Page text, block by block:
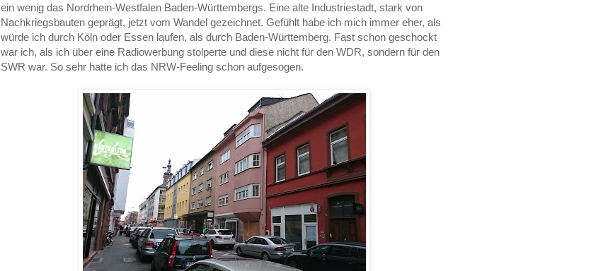
ein wenig das Nordrhein-Westfalen Baden-Württembergs. Eine alte Industriestadt, stark von
Nachkriegsbauten geprägt, jetzt vom Wandel gezeichnet. Gefühlt habe ich mich immer eher, als
würde ich durch Köln oder Essen laufen, als durch Baden-Württemberg. Fast schon geschockt
war ich, als ich über eine Radiowerbung stolperte und diese nicht für den WDR, sondern für den
SWR war. So sehr hatte ich das NRW-Feeling schon aufgesogen.